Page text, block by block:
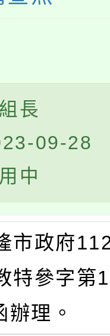
長
09-28
中
市政府
特參字第
理。